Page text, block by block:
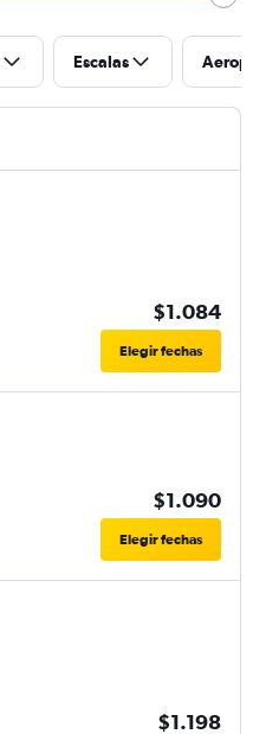
Escalas
$1.084
Elegir fechas
$1.090
Elegir fechas
$1.198